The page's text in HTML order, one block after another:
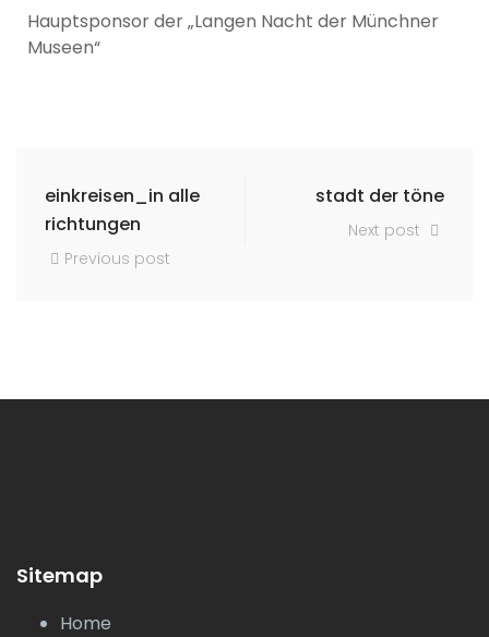
Hauptsponsor der „Langen Nacht der Münchner
Museen“
einkreisen_in alle
richtungen
Previous post
stadt der töne
Next post
Sitemap
Home